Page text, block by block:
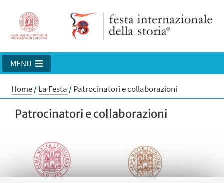
MENU
Home/La Festa /Patrocinatori e collaborazioni
Patrocinatori e collaborazioni